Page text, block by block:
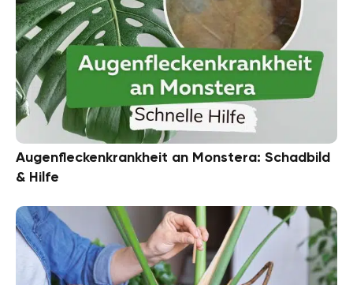
Augenfleckenkrankheit an Monstera: Schadbild
& Hilfe